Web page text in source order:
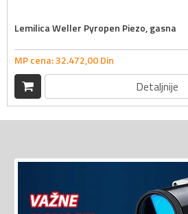
Lemilica Weller Pyropen Piezo, gasna
MP cena:32.472,00Din
Detaljnije